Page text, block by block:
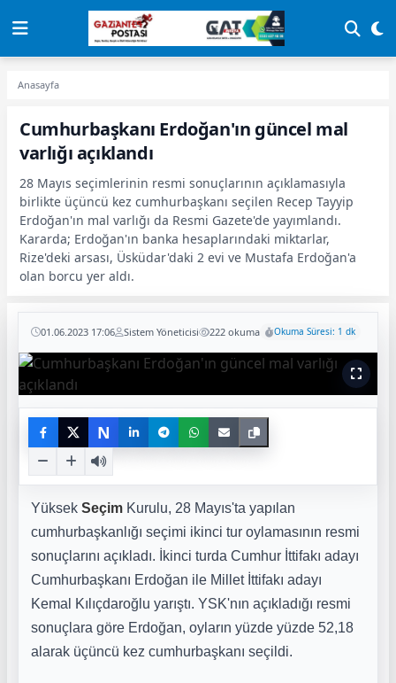
Anasayfa
Cumhurbaşkanı Erdoğan'ın güncel mal
varlığı açıklandı
28 Mayıs seçimlerinin resmi sonuçlarının açıklamasıyla
birlikte üçüncü kez cumhurbaşkanı seçilen Recep Tayyip
Erdoğan'ın mal varlığı da Resmi Gazete'de yayımlandı.
Kararda; Erdoğan'ın banka hesaplarındaki miktarlar,
Rize'deki arsası, Üsküdar'daki 2 evi ve Mustafa Erdoğan'a
olan borcu yer aldı.
01.06.2023 17:06 Sistem Yöneticisi 222 okuma Okuma Süresi: 1 dk
N
Yüksek Seçim Kurulu, 28 Mayıs'ta yapılan
cumhurbaşkanlığı seçimi ikinci tur oylamasının resmi
sonuçlarını açıkladı. İkinci turda Cumhur İttifakı adayı
Cumhurbaşkanı Erdoğan ile Millet İttifakı adayı
Kemal Kılıçdaroğlu yarıştı. YSK'nın açıkladığı resmi
sonuçlara göre Erdoğan, oyların yüzde yüzde 52,18
alarak üçüncü kez cumhurbaşkanı seçildi.